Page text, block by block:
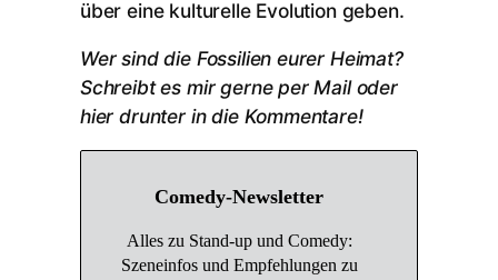
über eine kulturelle Evolution geben.
Wer sind die Fossilien eurer Heimat?
Schreibt es mir gerne per Mail oder
hier drunter in die Kommentare!
Comedy-Newsletter
Alles zu Stand-up und Comedy:
Szeneinfos und Empfehlungen zu